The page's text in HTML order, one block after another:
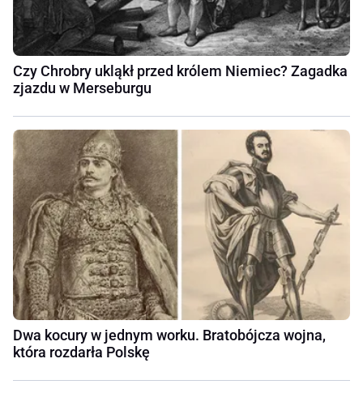
Czy Chrobry ukląkł przed królem Niemiec? Zagadka
zjazdu w Merseburgu
Dwa kocury w jednym worku. Bratobójcza wojna,
która rozdarła Polskę